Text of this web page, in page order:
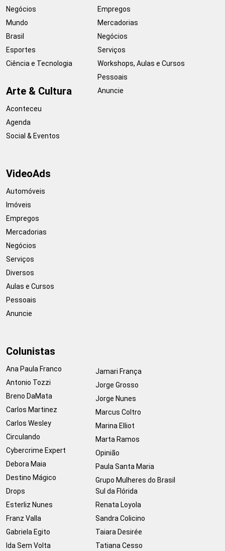
Negócios
Mundo
Brasil
Esportes
Ciência e Tecnologia
Arte & Cultura
Aconteceu
Agenda
Social & Eventos
Empregos
Mercadorias
Negócios
Serviços
Workshops, Aulas e Cursos
Pessoais
Anuncie
VideoAds
Automóveis
Imóveis
Empregos
Mercadorias
Negócios
Serviços
Diversos
Aulas e Cursos
Pessoais
Anuncie
Colunistas
Ana Paula Franco
Antonio Tozzi
Breno DaMata
Carlos Martinez
Carlos Wesley
Circulando
Cybercrime Expert
Debora Maia
Destino Mágico
Drops
Esterliz Nunes
Franz Valla
Gabriela Egito
Ida Sem Volta
Jamari França
Jorge Grosso
Jorge Nunes
Marcus Coltro
Marina Elliot
Marta Ramos
Opinião
Paula Santa Maria
Grupo Mulheres do Brasil
Sul da Flórida
Renata Loyola
Sandra Colicino
Taiara Desirée
Tatiana Cesso